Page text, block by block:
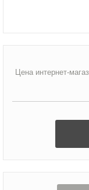
Цена интернет-